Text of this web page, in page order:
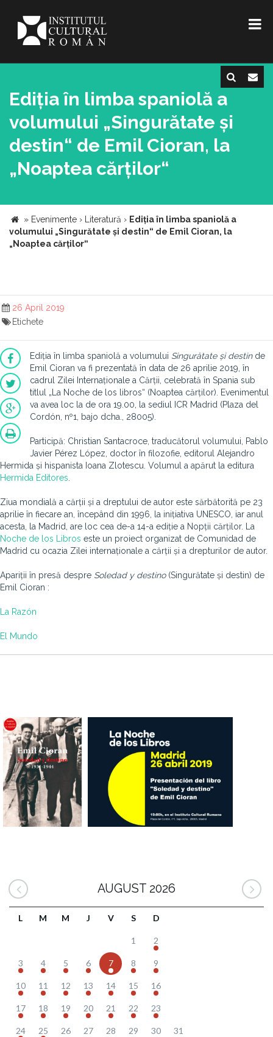
Ediția în limba spaniolă a
volumului „Singurătate și
destin“ de Emil Cioran, la
„Noaptea cărților“
» Evenimente › Literatură › Ediția în limba spaniolă a
volumului „Singurătate și destin“ de Emil Cioran, la
„Noaptea cărților“
26 April 2019
Etichete
Ediția în limba spaniolă a volumului Singurătate și destinde
Emil Cioran va fi prezentată în data de 26 aprilie 2019, în
cadrul Zilei Internaționale a Cărții, celebrată în Spania sub
titlul „La Noche de los libros“ (Noaptea cărților). Evenimentul
va avea loc la de ora 19.00, la sediul ICR Madrid (Plaza del
Cordón, nº1, bajo dcha., 28005).
Participă: Christian Santacroce, traducătorul volumului, Pablo
Javier Pérez López, doctor în filozofie, editorul Alejandro
Hermida și hispanista Ioana Zlotescu. Volumul a apărut la editura
Hermida Editores
Ziua mondială a cărții și a dreptului de autor este sărbătorită pe 23
aprilie în fiecare an, începând din 1996, la inițiativa UNESCO, iar anul
acesta, la Madrid, are loc cea de-a 14-a ediție a Nopții cărților. La
Noche de los Libros este un proiect organizat de Comunidad de
Madrid cu ocazia Zilei internaționale a cărții și a drepturilor de autor.
Apariții în presă despre Soledad y destino(Singurătate și destin) de
Emil Cioran :
La Razón
El Mundo
AUGUST 2026
L M M J V S D
1 2
3 4 5 6 7 8 9
10 11 12 13 14 15 16
17 18 19 20 21 22 23
24 25 26 27 28 29 30 31